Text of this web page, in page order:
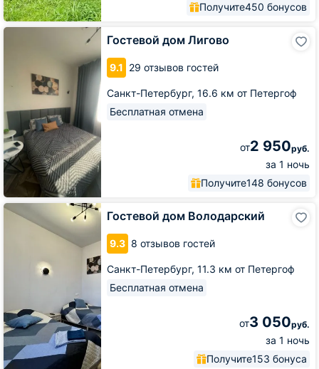
Получите450 бонусов
Гостевой дом Лигово
9.1 29 отзывов гостей
Санкт-Петербург, 16.6 км от Петергоф
Бесплатная отмена
от2 950руб.
за 1 ночь
Получите148 бонусов
Гостевой
Гостевой дом Володарский
9.3 8 отзывов гостей
Санкт-Петербург, 11.3 км от Петергоф
Бесплатная отмена
от3 050руб.
за 1 ночь
Получите153 бонуса
Гостевой
Володарский